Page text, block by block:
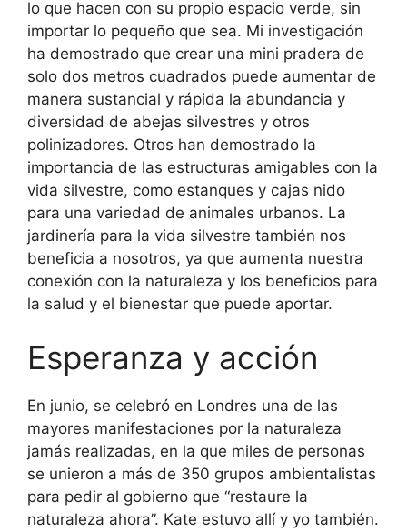
lo que hacen con su propio espacio verde, sin
importar lo pequeño que sea. Mi investigación
ha demostrado que crear una mini pradera de
solo dos metros cuadrados puede aumentar de
manera sustancial y rápida la abundancia y
diversidad de abejas silvestres y otros
polinizadores. Otros han demostrado la
importancia de las estructuras amigables con la
vida silvestre, como estanques y cajas nido
para una variedad de animales urbanos. La
jardinería para la vida silvestre también nos
beneficia a nosotros, ya que aumenta nuestra
conexión con la naturaleza y los beneficios para
la salud y el bienestar que puede aportar.
Esperanza y acción
En junio, se celebró en Londres una de las
mayores manifestaciones por la naturaleza
jamás realizadas, en la que miles de personas
se unieron a más de 350 grupos ambientalistas
para pedir al gobierno que “restaure la
naturaleza ahora”. Kate estuvo allí y yo también.